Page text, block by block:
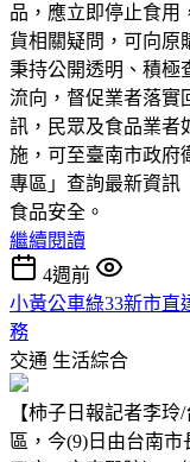
品，應立即停止食用
貨相關疑問，可向原
秉持公開透明、積極
流向，督促業者落實
訊，民眾及食品業者
施，可至臺南市政府
專區」查詢最新資訊
食品安全。
繼續閱讀
4週前
小黃公車綠33新市直
務
交通 生活綜合
【柿子日報記者李
區，今(9)日由台南